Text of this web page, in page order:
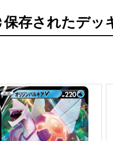
保存されたデッ